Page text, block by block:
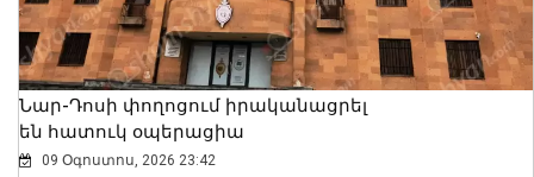
Նար-Դոսի փողոցում իրականացրել
են հատուկ օպերացիա
09 Օգոստոս, 2026 23:42